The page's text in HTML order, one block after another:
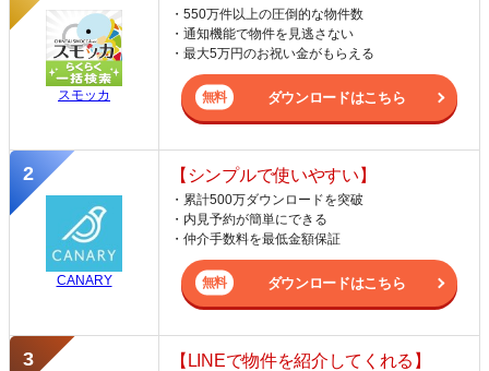
スモッカ
・550万件以上の圧倒的な物件数
・通知機能で物件を見逃さない
・最大5万円のお祝い金がもらえる
ダウンロードはこちら
CANARY
【シンプルで使いやすい】
・累計500万ダウンロードを突破
・内見予約が簡単にできる
・仲介手数料を最低金額保証
ダウンロードはこちら
【LINEで物件を紹介してくれる】